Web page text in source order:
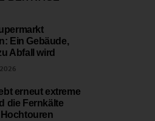
Ein Gebäude,
Abfall wird
erneut extreme
die Fernkälte
Hochtouren